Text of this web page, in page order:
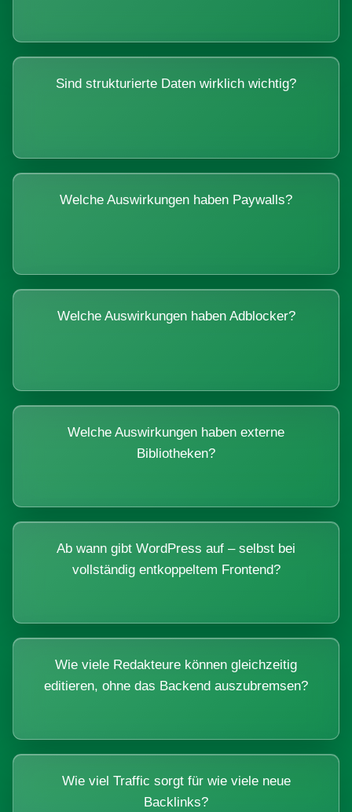
Sind strukturierte Daten wirklich wichtig?
Welche Auswirkungen haben Paywalls?
Welche Auswirkungen haben Adblocker?
Welche Auswirkungen haben externe
Bibliotheken?
Ab wann gibt WordPress auf – selbst bei
vollständig entkoppeltem Frontend?
Wie viele Redakteure können gleichzeitig
editieren, ohne das Backend auszubremsen?
Wie viel Traffic sorgt für wie viele neue
Backlinks?